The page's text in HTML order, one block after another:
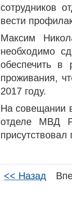
сотрудников
вести
Максим
необходимо
обеспечить в
проживания,
2017 году.
На совещании
отделе МВД
<< Назад